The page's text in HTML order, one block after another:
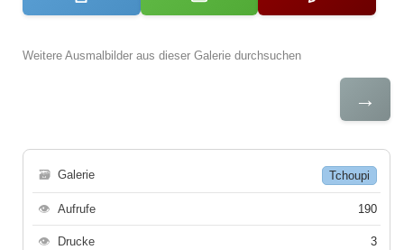
Weitere Ausmalbilder aus dieser Galerie durchsuchen
→
🗃 Galerie Tchoupi
👁 Aufrufe 190
👁 Drucke 3